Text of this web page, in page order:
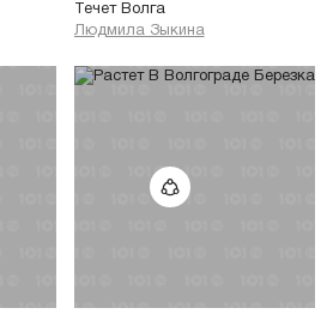
Течет Волга
Людмила Зыкина